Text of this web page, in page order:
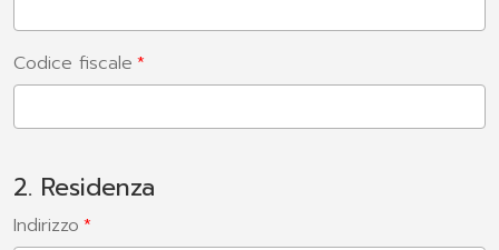
Codice fiscale
2. Residenza
Indirizzo